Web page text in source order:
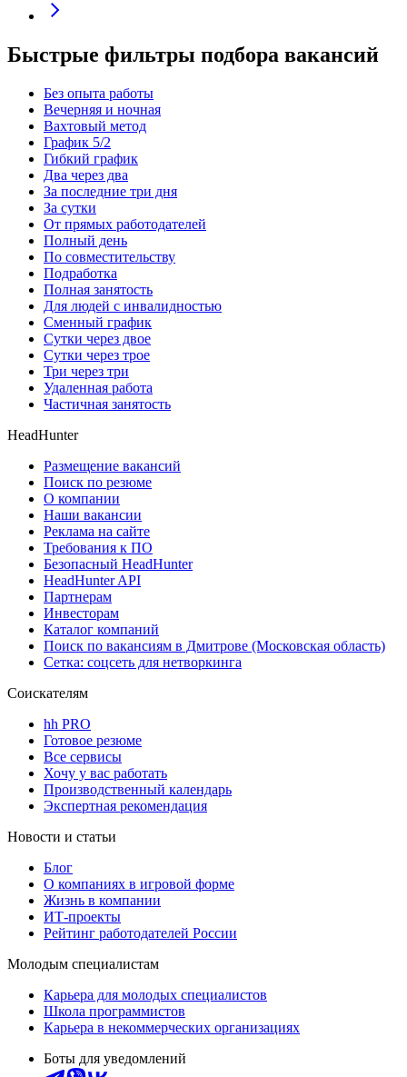
Быстрые фильтры подбора вакансий
Без опыта работы
Вечерняя и ночная
Вахтовый метод
График 5/2
Гибкий график
Два через два
За последние три дня
За сутки
От прямых работодателей
Полный день
По совместительству
Подработка
Полная занятость
Для людей с инвалидностью
Сменный график
Сутки через двое
Сутки через трое
Три через три
Удаленная работа
Частичная занятость
HeadHunter
Размещение вакансий
Поиск по резюме
О компании
Наши вакансии
Реклама на сайте
Требования к ПО
Безопасный HeadHunter
HeadHunter API
Партнерам
Инвесторам
Каталог компаний
Поиск по вакансиям в Дмитрове (Московская область)
Сетка: соцсеть для нетворкинга
Соискателям
hh PRO
Готовое резюме
Все сервисы
Хочу у вас работать
Производственный календарь
Экспертная рекомендация
Новости и статьи
Блог
О компаниях в игровой форме
Жизнь в компании
ИТ-проекты
Рейтинг работодателей России
Молодым специалистам
Карьера для молодых специалистов
Школа программистов
Карьера в некоммерческих организациях
Боты для уведомлений